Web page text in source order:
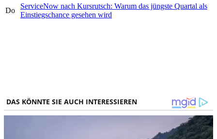
Do
ServiceNow nach Kursrutsch: Warum das jüngste Quartal als
Einstiegschance gesehen wird